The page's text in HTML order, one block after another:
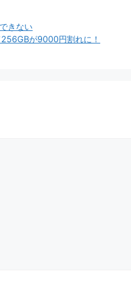
きない
が9000円割れに！